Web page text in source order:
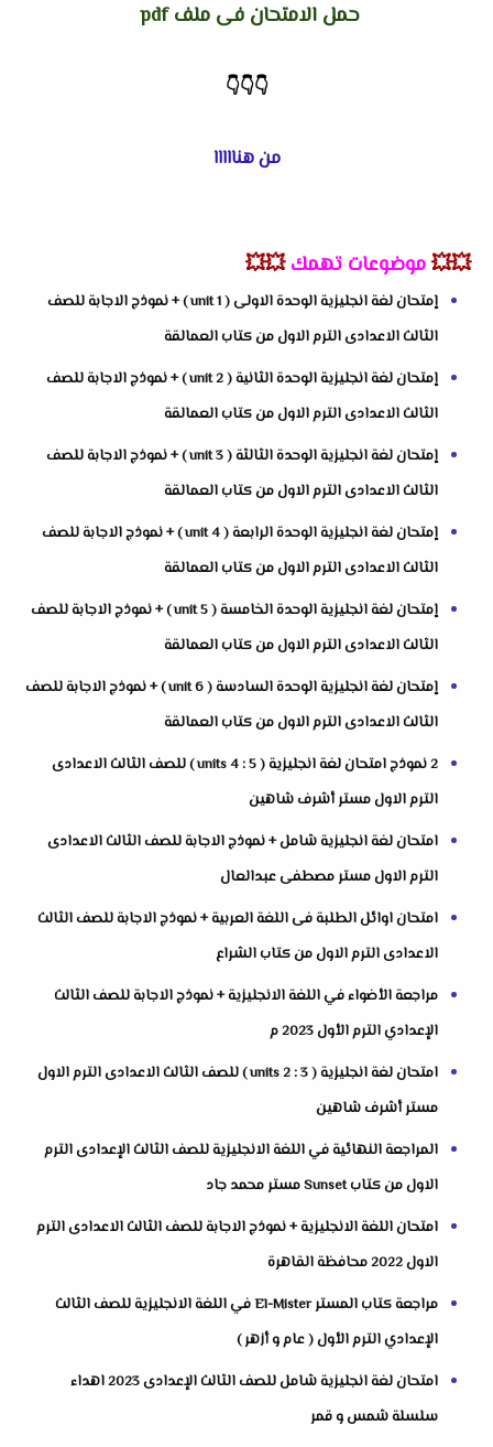
حمل الامتحان فى ملف pdf
👇
👇
👇
من هنااااا
💥💥موضوعات تهمك 💥💥
إمتحان لغة انجليزية الوحدة الاولى ( unit 1 ) + نموذج الاجابة للصف
الثالث الاعدادى الترم الاول من كتاب العمالقة
إمتحان لغة انجليزية الوحدة الثانية ( unit 2 ) + نموذج الاجابة للصف
الثالث الاعدادى الترم الاول من كتاب العمالقة
إمتحان لغة انجليزية الوحدة الثالثة ( unit 3 ) + نموذج الاجابة للصف
الثالث الاعدادى الترم الاول من كتاب العمالقة
إمتحان لغة انجليزية الوحدة الرابعة ( unit 4 ) + نموذج الاجابة للصف
الثالث الاعدادى الترم الاول من كتاب العمالقة
إمتحان لغة انجليزية الوحدة الخامسة ( unit 5 ) + نموذج الاجابة للصف
الثالث الاعدادى الترم الاول من كتاب العمالقة
إمتحان لغة انجليزية الوحدة السادسة ( unit 6 ) + نموذج الاجابة للصف
الثالث الاعدادى الترم الاول من كتاب العمالقة
2 نموذج امتحان لغة انجليزية ( units 4 : 5 ) للصف الثالث الاعدادى
الترم الاول مستر أشرف شاهين
امتحان لغة انجليزية شامل + نموذج الاجابة للصف الثالث الاعدادى
الترم الاول مستر مصطفى عبدالعال
امتحان اوائل الطلبة فى اللغة العربية + نموذج الاجابة للصف الثالث
الاعدادى الترم الاول من كتاب الشراع
مراجعة الأضواء في اللغة الانجليزية + نموذج الاجابة للصف الثالث
الإعدادي الترم الأول 2023 م
امتحان لغة انجليزية ( units 2 : 3 ) للصف الثالث الاعدادى الترم الاول
مستر أشرف شاهين
المراجعة النهائية في اللغة الانجليزية للصف الثالث الإعدادى الترم
الاول من كتاب Sunset مستر محمد جاد
امتحان اللغة الانجليزية + نموذج الاجابة للصف الثالث الاعدادى الترم
الاول 2022 محافظة القاهرة
مراجعة كتاب المستر El-Mister في اللغة الانجليزية للصف الثالث
الإعدادي الترم الأول ( عام و أزهر )
امتحان لغة انجليزية شامل للصف الثالث الإعدادى 2023 اهداء
سلسلة شمس و قمر